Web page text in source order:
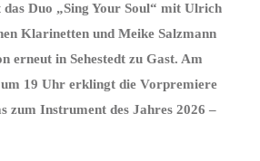
Duo „Sing Your Soul“ mit Ulrich
Klarinetten und Meike Salzmann
erneut in Sehestedt zu Gast. Am
19 Uhr erklingt die Vorpremiere
zum Instrument des Jahres 2026 –